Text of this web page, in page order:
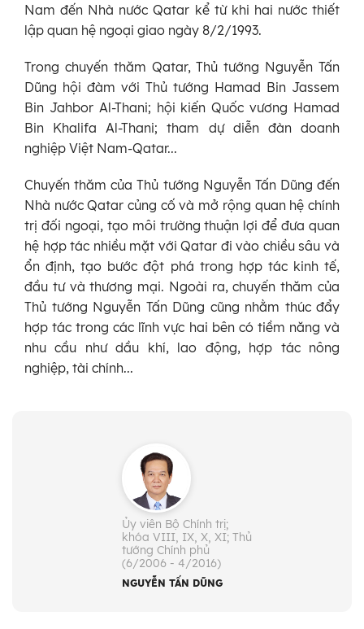
Nam đến Nhà nước Qatar kể từ khi hai nước thiết
lập quan hệ ngoại giao ngày 8/2/1993.
Trong chuyến thăm Qatar, Thủ tướng Nguyễn Tấn
Dũng hội đàm với Thủ tướng Hamad Bin Jassem
Bin Jahbor Al-Thani; hội kiến Quốc vương Hamad
Bin Khalifa Al-Thani; tham dự diễn đàn doanh
nghiệp Việt Nam-Qatar...
Chuyến thăm của Thủ tướng Nguyễn Tấn Dũng đến
Nhà nước Qatar củng cố và mở rộng quan hệ chính
trị đối ngoại, tạo môi trường thuận lợi để đưa quan
hệ hợp tác nhiều mặt với Qatar đi vào chiều sâu và
ổn định, tạo bước đột phá trong hợp tác kinh tế,
đầu tư và thương mại. Ngoài ra, chuyến thăm của
Thủ tướng Nguyễn Tấn Dũng cũng nhằm thúc đẩy
hợp tác trong các lĩnh vực hai bên có tiềm năng và
nhu cầu như dầu khí, lao động, hợp tác nông
nghiệp, tài chính...
Ủy viên Bộ Chính trị;
khóa VIII, IX, X, XI; Thủ
tướng Chính phủ
(6/2006 - 4/2016)
NGUYỄN TẤN DŨNG